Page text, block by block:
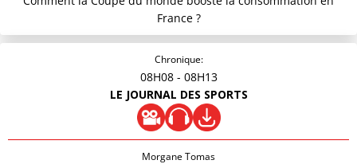
France ?
Chronique:
08H08 - 08H13
LE JOURNAL DES SPORTS
Morgane Tomas